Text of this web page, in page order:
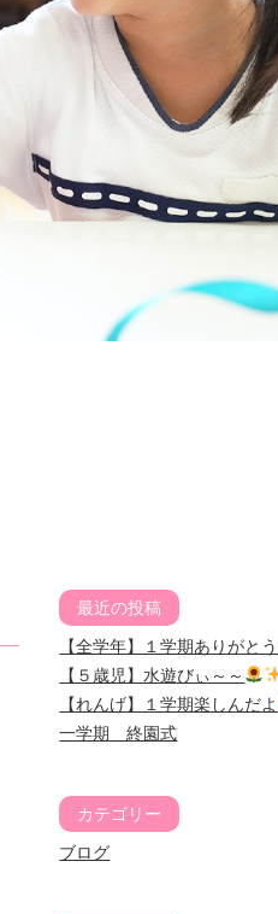
最近の投稿
【５歳児】水遊びぃ～～
【れんげ】１学期楽しんだよ
一学期 終園式
カテゴリー
ブログ